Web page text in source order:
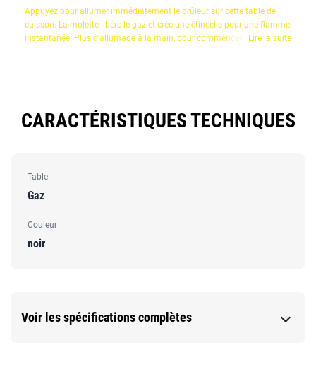
Appuyez pour allumer immédiatement le brûleur sur cette table de
cuisson. La molette libère le gaz et crée une étincelle pour une flamme
instantanée. Plus d'allumage à la main, pour commencer la cuisson
Lire la suite
CARACTÉRISTIQUES TECHNIQUES
Table
Gaz
Couleur
noir
Voir les spécifications complètes